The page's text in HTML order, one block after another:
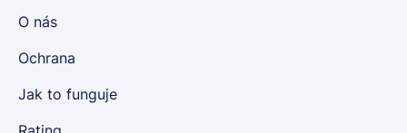
O nás
Ochrana
Jak to funguje